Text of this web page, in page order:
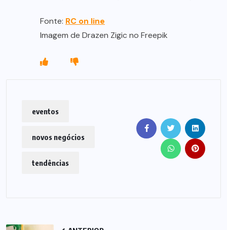
Fonte: RC on line
Imagem de Drazen Zigic no Freepik
eventos
novos negócios
tendências